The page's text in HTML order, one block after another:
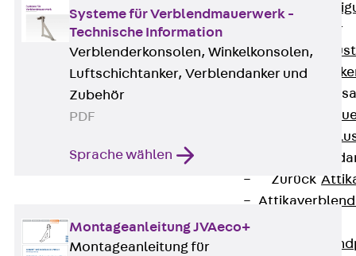
Brüstungsanker
Zurück
Attika-
Zurück
Windposts
Systeme für Verblendmauerwerk -
Technische Information
Verblenderkonsolen, Winkelkonsolen,
Luftschichtanker, Verblendanker und
Zubehör
PDF
Sprache wählen
Montageanleitung JVAeco+
Montageanleitung für